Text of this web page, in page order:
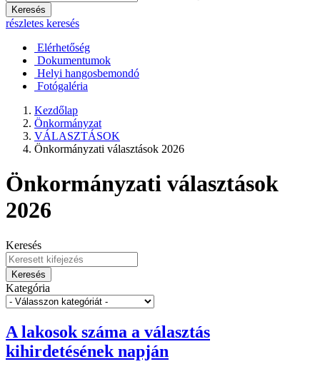
Keresés
részletes keresés
Elérhetőség
Dokumentumok
Helyi hangosbemondó
Fotógaléria
Kezdőlap
Önkormányzat
VÁLASZTÁSOK
Önkormányzati választások 2026
Önkormányzati választások
2026
Keresés
Keresés
Kategória
A lakosok száma a választás
kihirdetésének napján